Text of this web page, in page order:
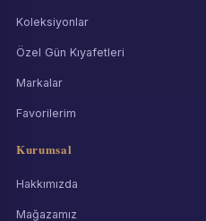
Koleksiyonlar
Özel Gün Kıyafetleri
Markalar
Favorilerim
Kurumsal
Hakkımızda
Mağazamız